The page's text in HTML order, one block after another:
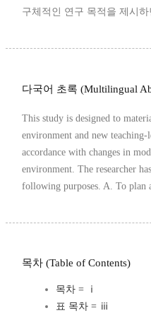
구체적인 연구 목적을 제시하
다국어 초록 (Multilingual
This study is designed to
environment and new
accordance with changes in
environment. The researcher
following purposes. A. To plan
목차 (Table of Contents)
목차 = ⅰ
표 목차 = ⅲ